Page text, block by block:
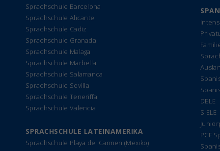
Sprachschule Barcelona
Sprachschule Alicante
Sprachschule Cadiz
Sprachschule Granada
Sprachschule Malaga
Sprachschule Marbella
Sprachschule Salamanca
Sprachschule Sevilla
Sprachschule Teneriffa
Sprachschule Valencia
SPRACHSCHULE LATEINAMERIKA
Sprachschule Playa del Carmen (Mexiko)
DELE
SIELE
PCE